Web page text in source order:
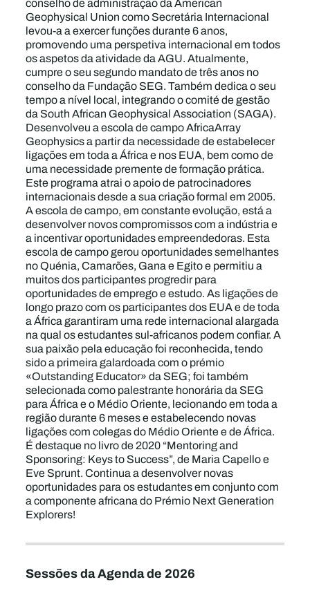
Geophysical Union como Secretária Internacional
levou-a a exercer funções durante 6 anos,
promovendo uma perspetiva internacional em todos
os aspetos da atividade da AGU. Atualmente,
cumpre o seu segundo mandato de três anos no
conselho da Fundação SEG. Também dedica o seu
tempo a nível local, integrando o comité de gestão
da South African Geophysical Association (SAGA).
Desenvolveu a escola de campo AfricaArray
Geophysics a partir da necessidade de estabelecer
ligações em toda a África e nos EUA, bem como de
uma necessidade premente de formação prática.
Este programa atrai o apoio de patrocinadores
internacionais desde a sua criação formal em 2005.
A escola de campo, em constante evolução, está a
desenvolver novos compromissos com a indústria e
a incentivar oportunidades empreendedoras. Esta
escola de campo gerou oportunidades semelhantes
no Quénia, Camarões, Gana e Egito e permitiu a
muitos dos participantes progredir para
oportunidades de emprego e estudo. As ligações de
longo prazo com os participantes dos EUA e de toda
a África garantiram uma rede internacional alargada
na qual os estudantes sul-africanos podem confiar. A
sua paixão pela educação foi reconhecida, tendo
sido a primeira galardoada com o prémio
«Outstanding Educator» da SEG; foi também
selecionada como palestrante honorária da SEG
para África e o Médio Oriente, lecionando em toda a
região durante 6 meses e estabelecendo novas
ligações com colegas do Médio Oriente e de África.
É destaque no livro de 2020 “Mentoring and
Sponsoring: Keys to Success”, de Maria Capello e
Eve Sprunt. Continua a desenvolver novas
oportunidades para os estudantes em conjunto com
a componente africana do Prémio Next Generation
Explorers!
Sessões da Agenda de 2026